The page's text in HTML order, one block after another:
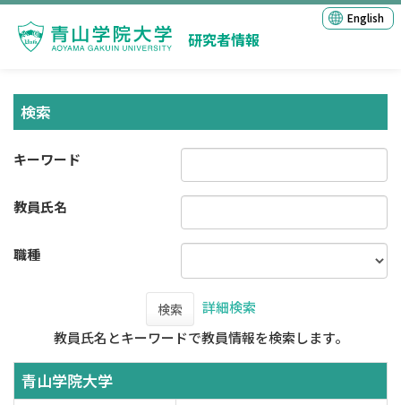
研究者情報
English
検索
キーワード
教員氏名
職種
検索
詳細検索
教員氏名とキーワードで教員情報を検索します。
青山学院大学